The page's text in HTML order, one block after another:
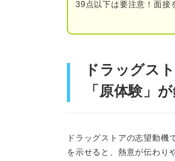
ドラッグストア
例文③地
例文④世
39点以下は要注意！面接
ドラッグス
「原体験」
ドラッグストアの志望動機
を示せると、熱意が伝わり